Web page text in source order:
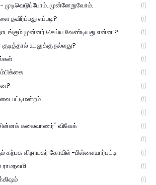
முடிவெடுப்போம்..முன்னேறுவோம். (1)
எப்படி? (1)
முன்னர் செய்ய வேண்டியது என்ன ? (1)
உடலுக்கு நல்லது? (1)
(1)
(1)
(1)
பட்டிமன்றம் (1)
(1)
கலைவாணர்" விவேக் (1)
(1)
விநாயகர் கோயில் -பிள்ளையார்பட்டி (1)
(1)
(1)